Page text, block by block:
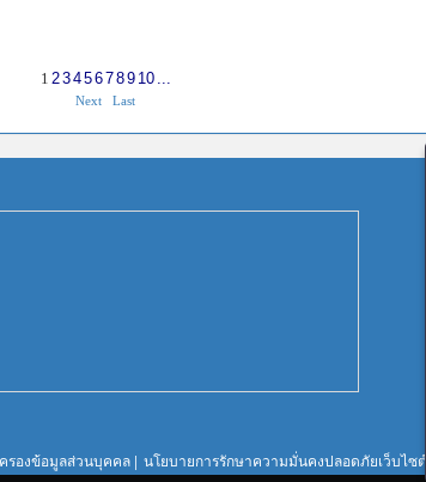
1 23456789 10 ...
Next Last
รองข้อมูลส่วนบุคคล| นโยบายการรักษาความมั่นคงปลอดภัยเว็บไซต์